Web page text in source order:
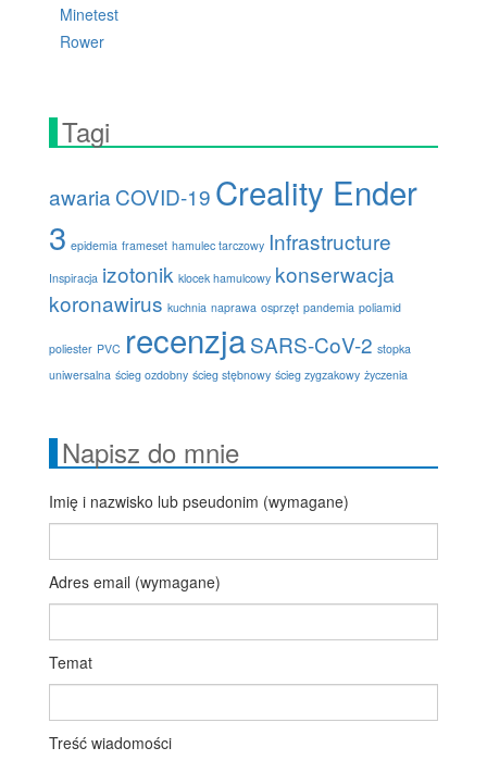
Minetest
Rower
Tagi
awaria COVID-19 Creality Ender
3 epidemia frameset hamulec tarczowy Infrastructure
Inspiracja izotonik klocek hamulcowy konserwacja
koronawirus kuchnia naprawa osprzęt pandemia poliamid
poliester PVC recenzjaSARS-CoV-2 stopka
uniwersalna ścieg ozdobny ścieg stębnowy ścieg zygzakowy życzenia
Napisz do mnie
Imię i nazwisko lub pseudonim (wymagane)
Adres email (wymagane)
Temat
Treść wiadomości